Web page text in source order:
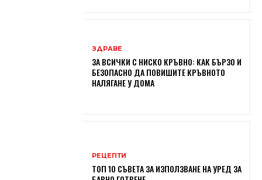
ЗДРАВЕ
ЗА ВСИЧКИ С НИСКО КРЪВНО: КАК БЪРЗО И
БЕЗОПАСНО ДА ПОВИШИТЕ КРЪВНОТО
НАЛЯГАНЕ У ДОМА
РЕЦЕПТИ
ТОП 10 СЪВЕТА ЗА ИЗПОЛЗВАНЕ НА УРЕД ЗА